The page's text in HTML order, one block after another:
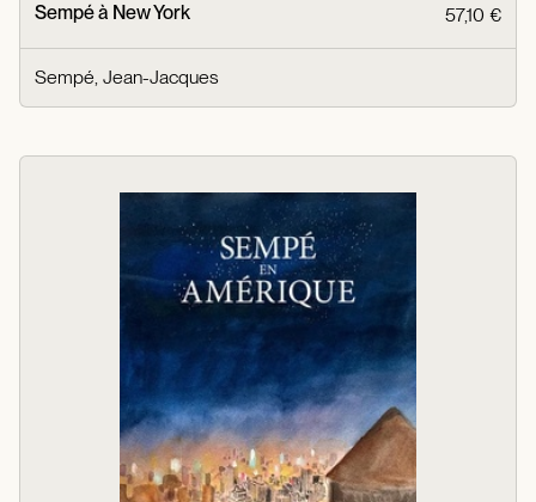
Sempé à New York 57,10 €
Sempé, Jean-Jacques